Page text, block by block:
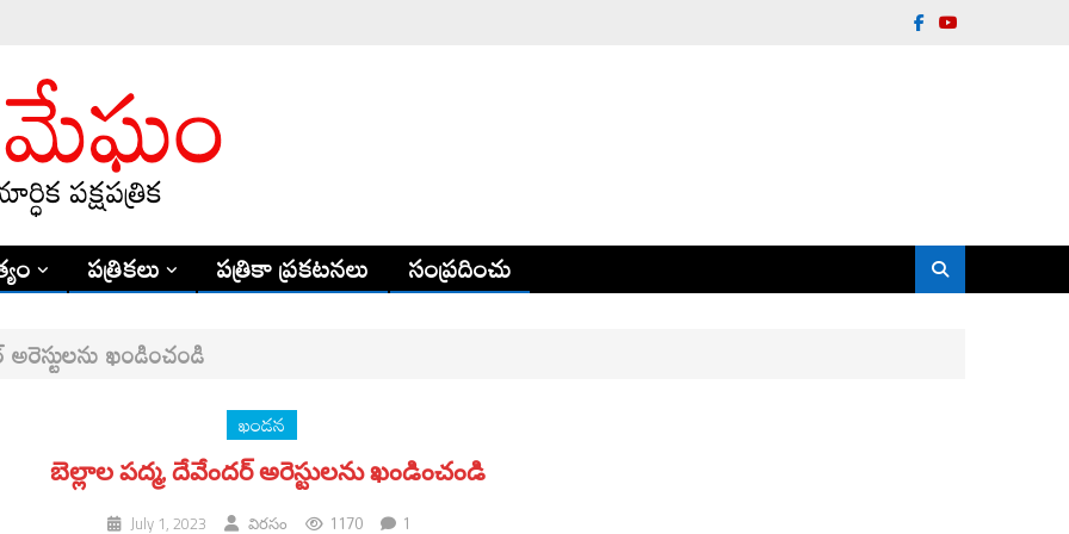
పత్రికలు పత్రికా ప్రకటనలు సంప్రదించు
ఖండించండి
ఖండన
బెల్లాల పద్మ, దేవేందర్‌ అరెస్టులను ఖండించండి
July 1, 2023 విరసం 1170 1